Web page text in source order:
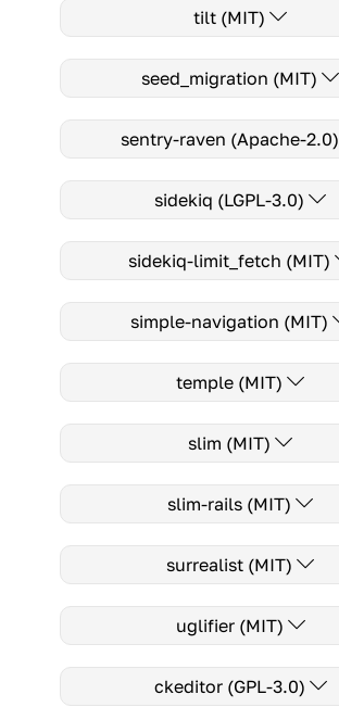
tilt (MIT)
seed_migration (MIT)
sentry-raven (Apache-2.0)
sidekiq (LGPL-3.0)
sidekiq-limit_fetch (MIT)
simple-navigation (MIT)
temple (MIT)
slim (MIT)
slim-rails (MIT)
surrealist (MIT)
uglifier (MIT)
ckeditor (GPL-3.0)